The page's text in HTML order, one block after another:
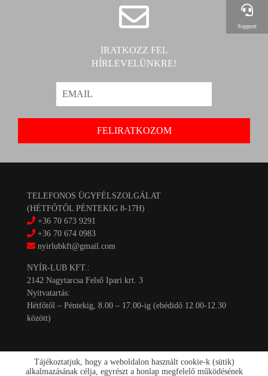
IRATKOZZ FEL
HÍRLEVELÜNKRE!
TELEFONOS ÜGYFÉLSZOLGÁLAT
(HÉTFŐTŐL PÉNTEKIG 8-17H)
+36 70 673 9291
+36 70 674 0983
nyirlubkft@gmail.com
NYÍR-LUB KFT.:
2142 Nagytarcsa Felső Ipari krt. 3
Nyitvatartás:
Hétfőtől – Péntekig, 8.00 – 17.00-ig (ebédidő 12.00-12.30
között)
Support
Tájékoztatjuk, hogy a weboldalon használt cookie-k (sütik)
alkalmazásának célja, egyrészt a honlap megfelelő működésének